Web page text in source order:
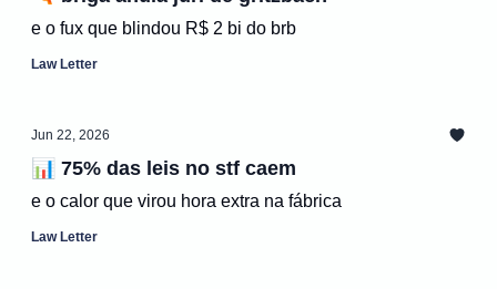
e o fux que blindou R$ 2 bi do brb
Law Letter
Jun 22, 2026
📊 75% das leis no stf caem
e o calor que virou hora extra na fábrica
Law Letter